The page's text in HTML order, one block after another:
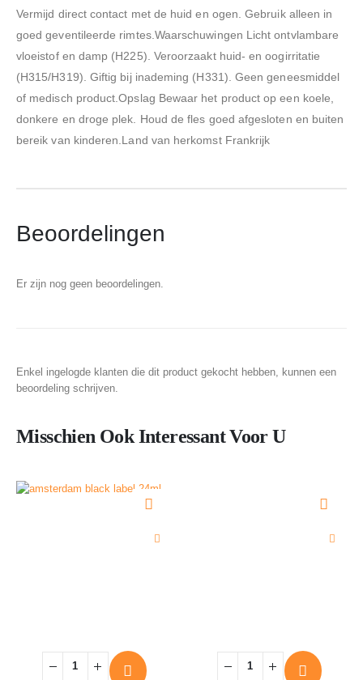
Vermijd direct contact met de huid en ogen. Gebruik alleen in
goed geventileerde rimtes.Waarschuwingen Licht ontvlambare
vloeistof en damp (H225). Veroorzaakt huid- en oogirritatie
(H315/H319). Giftig bij inademing (H331). Geen geneesmiddel
of medisch product.Opslag Bewaar het product op een koele,
donkere en droge plek. Houd de fles goed afgesloten en buiten
bereik van kinderen.Land van herkomst Frankrijk
Beoordelingen
Er zijn nog geen beoordelingen.
Enkel ingelogde klanten die dit product gekocht hebben, kunnen een
beoordeling schrijven.
Misschien Ook Interessant Voor U